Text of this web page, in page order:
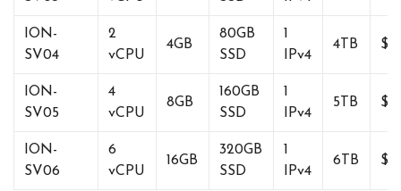
ION-
SV04
2
vCPU
4GB
80GB
SSD
1
IPv4
4TB
ION-
SV05
4
vCPU
8GB
160GB
SSD
1
IPv4
5TB
ION-
SV06
6
vCPU
16GB
320GB
SSD
1
IPv4
6TB